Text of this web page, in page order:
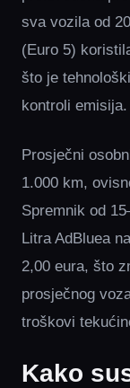
sva vozila od
(Euro 5)
što je
kontroli emisija.
Prosječni
1.000 km,
Spremnik od
Litra AdBluea
2,00 eura, što
prosječnog
troškovi
Kako